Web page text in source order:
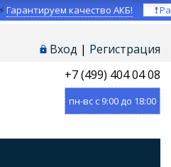
⚡Гарантируем качество АКБ! ❗
Вход | Регистрация
+7 (499) 404 04 08
пн-вс с 9:00 до 18:00